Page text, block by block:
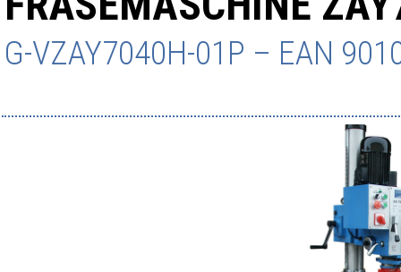
G-VZAY7040H-01P – EAN